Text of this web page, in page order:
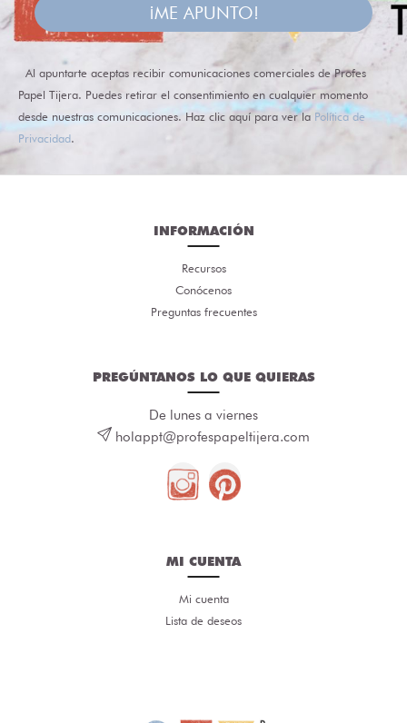
¡ME APUNTO!
Al apuntarte aceptas recibir comunicaciones comerciales de Profes
Papel Tijera. Puedes retirar el consentimiento en cualquier momento
desde nuestras comunicaciones. Haz clic aquí para ver la Política de
Privacidad.
INFORMACIÓN
Recursos
Conócenos
Preguntas frecuentes
PREGÚNTANOS LO QUE QUIERAS
De lunes a viernes
holappt@profespapeltijera.com
MI CUENTA
Mi cuenta
Lista de deseos